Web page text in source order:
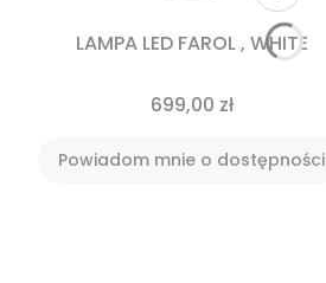
LAMPA LED FAROL , WHITE
699,00 zł
Powiadom mnie o dostępności